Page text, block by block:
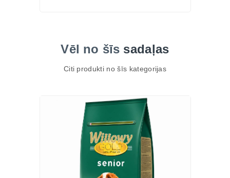
Vēl no šīs sadaļas
Citi produkti no šīs kategorijas